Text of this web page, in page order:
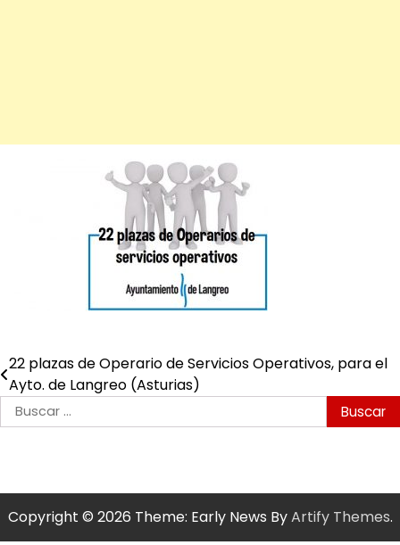
Navegación
de
entradas
22 plazas de Operario de Servicios Operativos, para el
Ayto. de Langreo (Asturias)
Buscar:
Copyright © 2026 Theme: Early News ByArtify Themes.